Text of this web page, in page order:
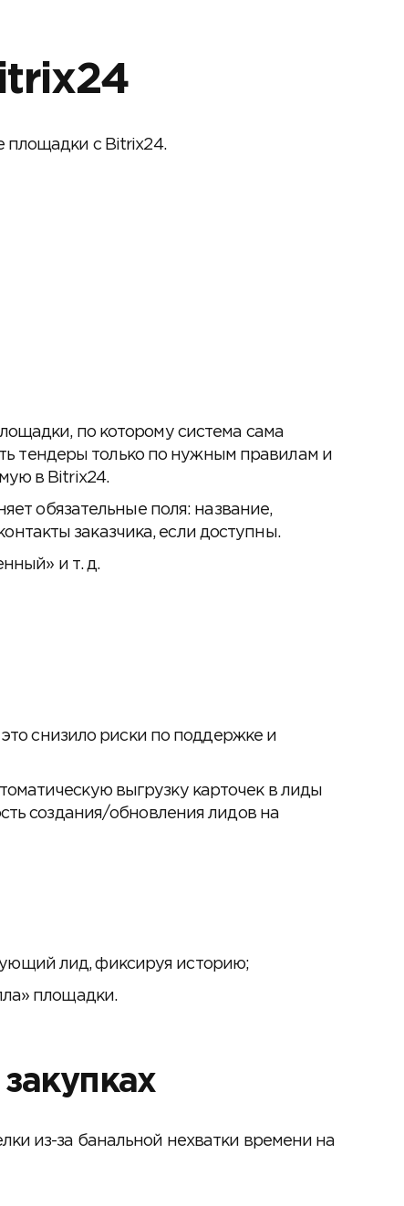
площадки с Bitrix24.
по которому система сама
тендеры только по нужным правилам и
в Bitrix24.
обязательные поля: название,
заказчика, если доступны.
и т. д.
снизило риски по поддержке и
выгрузку карточек в лиды
создания/обновления лидов на
лид, фиксируя историю;
площадки.
из-за банальной нехватки времени на